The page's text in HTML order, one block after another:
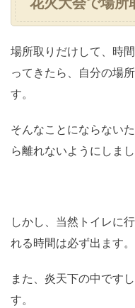
場所取りだけして、時
ってきたら、自分の場
す。
そんなことにならない
ら離れないようにしまし
しかし、当然トイレに
れる時間は必ず出ます。
また、炎天下の中です
す。